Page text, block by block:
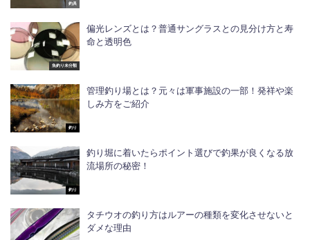
釣具
魚釣り未分類
偏光レンズとは？普通サングラスとの見分け方と寿
命と透明色
釣り
管理釣り場とは？元々は軍事施設の一部！発祥や楽
しみ方をご紹介
釣り
釣り堀に着いたらポイント選びで釣果が良くなる放
流場所の秘密！
タチウオの釣り方はルアーの種類を変化させないと
ダメな理由